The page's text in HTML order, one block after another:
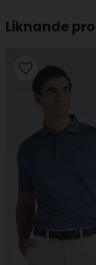
Liknande
email
Mejladress
Ja, ni får